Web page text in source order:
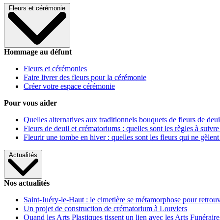
Fleurs et cérémonie
Hommage au défunt
Fleurs et cérémonies
Faire livrer des fleurs pour la cérémonie
Créer votre espace cérémonie
Pour vous aider
Quelles alternatives aux traditionnels bouquets de fleurs de
Fleurs de deuil et crématoriums : quelles sont les règles à
Fleurir une tombe en hiver : quelles sont les fleurs qui ne gèlent
Actualités
Nos actualités
Saint-Juéry-le-Haut : le cimetière se métamorphose pour
Un projet de construction de crématorium à Louviers
Quand les Arts Plastiques tissent un lien avec les Arts